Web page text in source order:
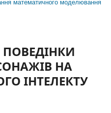
математичного моделювання
НА
ІНТЕЛЕКТУ